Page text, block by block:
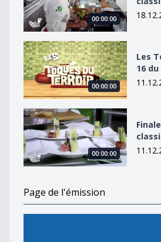
00:00:00
Les Toqués du Terroir 16 du
00:00:00
Les
16 du
Finale 1/2 – Les grands
00:00:00
Page de l'émission